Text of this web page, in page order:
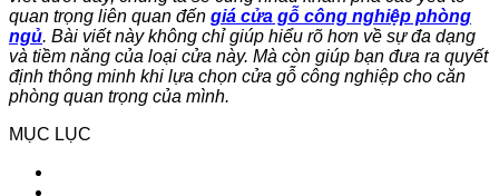
quan trọng liên quan đến giá cửa gỗ công nghiệp phòng
ngủ. Bài viết này không chỉ giúp hiểu rõ hơn về sự đa dạng
và tiềm năng của loại cửa này. Mà còn giúp bạn đưa ra quyết
định thông minh khi lựa chọn cửa gỗ công nghiệp cho căn
phòng quan trọng của mình.
MỤC LỤC